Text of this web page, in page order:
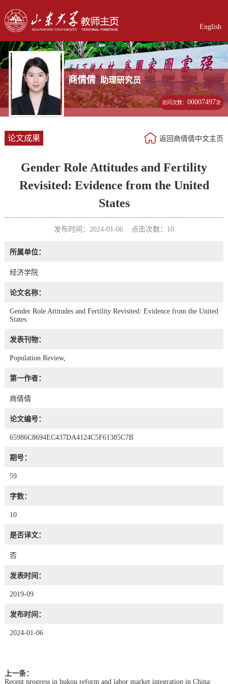
English
商倩倩 助理研究员
访问次数：00007497次
论文成果 返回商倩倩中文主页
Gender Role Attitudes and Fertility
Revisited: Evidence from the United
States
发布时间：2024-01-06 点击次数： 10
所属单位：
经济学院
论文名称：
Gender Role Attitudes and Fertility Revisited: Evidence from the United
States
发表刊物：
Population Review,
第一作者：
商倩倩
论文编号：
65986C8694EC437DA4124C5F61385C7B
期号：
59
字数：
10
是否译文：
否
发表时间：
2019-09
发布时间：
2024-01-06
上一条：
Recent progress in hukou reform and labor market integration in China: